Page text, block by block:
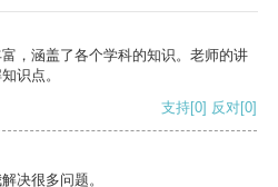
，涵盖了各个学科的知识。老师的讲
识点。
支持[0] 反对[0]
决很多问题。